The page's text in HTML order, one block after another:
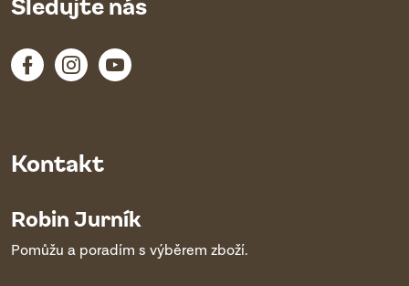
Kontakt
Robin Jurník
Pomůžu a poradím s výběrem zboží.